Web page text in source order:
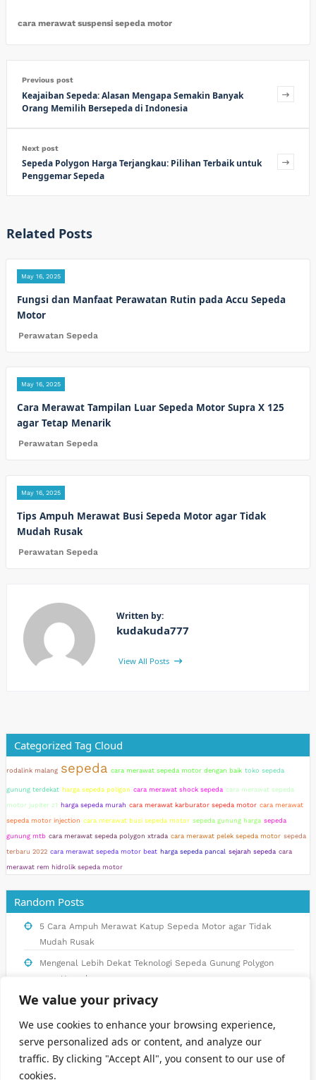
We value your privacy
We use cookies to enhance your browsing experience,
serve personalized ads or content, and analyze our
traffic. By clicking "Accept All", you consent to our use of
cookies.
cara merawat suspensi sepeda motor
Previous post
Keajaiban Sepeda: Alasan Mengapa Semakin Banyak
Orang Memilih Bersepeda di Indonesia
Next post
Sepeda Polygon Harga Terjangkau: Pilihan Terbaik untuk
Penggemar Sepeda
Related Posts
May 16, 2025
Fungsi dan Manfaat Perawatan Rutin pada Accu Sepeda
Motor
Perawatan Sepeda
May 16, 2025
Cara Merawat Tampilan Luar Sepeda Motor Supra X 125
agar Tetap Menarik
Perawatan Sepeda
May 16, 2025
Tips Ampuh Merawat Busi Sepeda Motor agar Tidak
Mudah Rusak
Perawatan Sepeda
Written by:
kudakuda777
View All Posts
Categorized Tag Cloud
rodalink malang sepeda cara merawat sepeda motor dengan baik toko sepeda
gunung terdekat harga sepeda poligon cara merawat shock sepeda cara merawat sepeda
motor jupiter z1 harga sepeda murah cara merawat karburator sepeda motor cara merawat
sepeda motor injection cara merawat busi sepeda motor sepeda gunung harga sepeda
gunung mtb cara merawat sepeda polygon xtrada cara merawat pelek sepeda motor sepeda
terbaru 2022 cara merawat sepeda motor beat harga sepeda pancal sejarah sepeda cara
merawat rem hidrolik sepeda motor
Random Posts
5 Cara Ampuh Merawat Katup Sepeda Motor agar Tidak
Mudah Rusak
Mengenal Lebih Dekat Teknologi Sepeda Gunung Polygon
yang Unggul
Panduan Lengkap: Cara Merawat Sepeda Tua dengan Baik
Keuntungan Membeli dan Menggunakan Sepeda Listrik untuk
Mengenal Lebih Jauh Tentang Trend Sepeda Listrik Dewasa
di Indonesia